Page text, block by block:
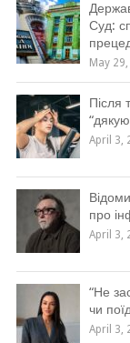
Суд:
May
Після
April 3,
про
April 3,
“Не
чи
April 3,